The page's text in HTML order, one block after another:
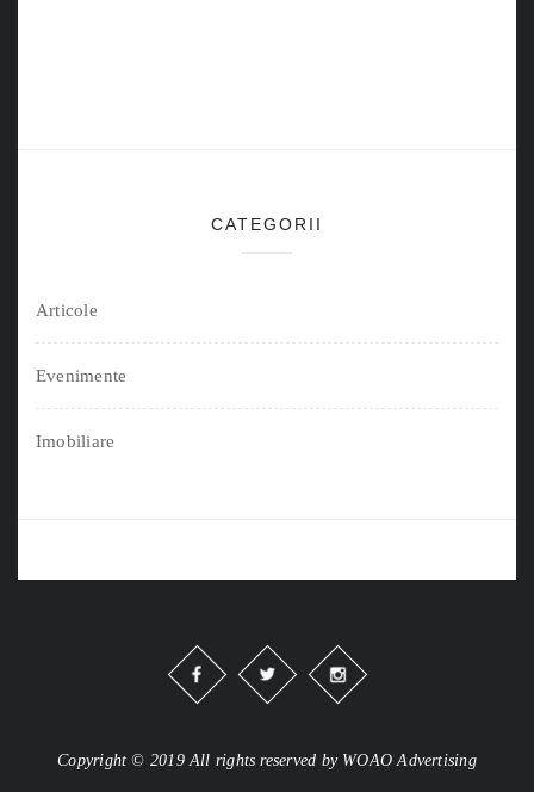
CATEGORII
Articole
Evenimente
Imobiliare
Copyright © 2019 All rights reserved by WOAO Advertising